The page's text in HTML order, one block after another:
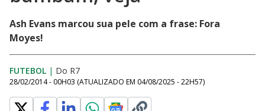
Ash Evans marcou sua pele com a frase: Fora
Moyes!
FUTEBOL | Do R7
28/02/2014 - 00H03 (ATUALIZADO EM 04/08/2025 - 22H57)